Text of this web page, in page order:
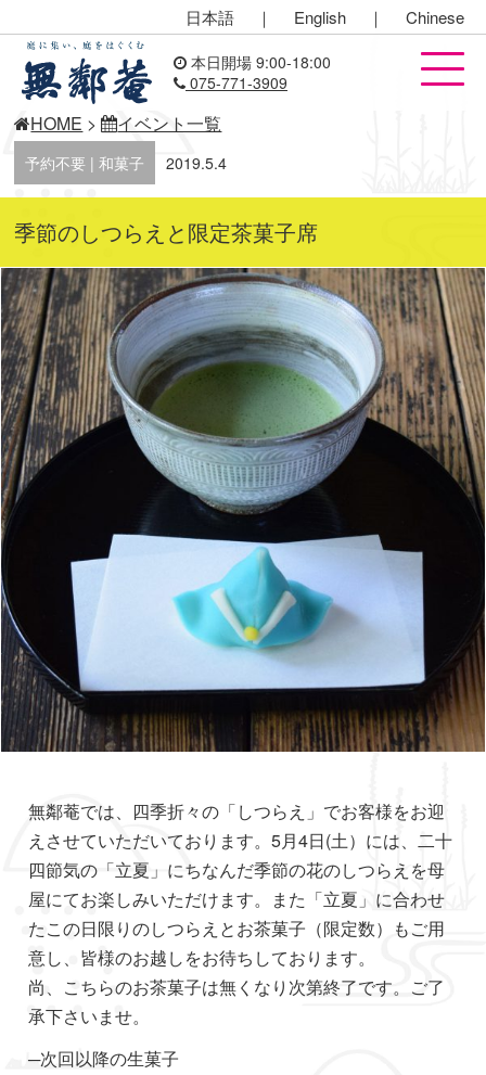
日本語 ｜ English ｜ Chinese
本日開場 9:00-18:00
075-771-3909
HOME > イベント一覧
予約不要 | 和菓子 2019.5.4
季節のしつらえと限定茶菓子席
無鄰菴では、四季折々の「しつらえ」でお客様をお迎
えさせていただいております。5月4日(土）には、二十
四節気の「立夏」にちなんだ季節の花のしつらえを母
屋にてお楽しみいただけます。また「立夏」に合わせ
たこの日限りのしつらえとお茶菓子（限定数）もご用
意し、皆様のお越しをお待ちしております。
尚、こちらのお茶菓子は無くなり次第終了です。ご了
承下さいませ。
─次回以降の生菓子